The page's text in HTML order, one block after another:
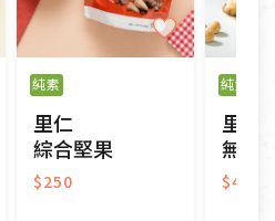
存之商品、易於變質或損壞
或不適合退換之商品：如
軟體，若產品瑕疵無法讀取僅
達後水洗或污損者。
襪子、口罩等私人消耗性產
純素
里仁
綜合堅果
$250
純素
里仁
無調味
$450